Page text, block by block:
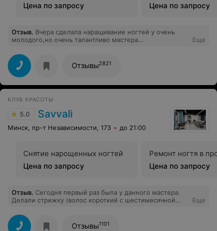
Цена по запросу Цена по запросу
Отзыв. Вчера сделала наращивание ногтей у очень
молодого,но очень талантливо мастера
Еще
Отзывы2821
КЛУБ КРАСОТЫ
5.0 Savvali
Минск, пр-т Независимости, 173 до 21:00
Снятие нарощенных ногтей
Цена по запросу
Ремонт ногтя в
Цена по запросу
Отзыв. Сегодня первый раз была у данного мастера.
Делали стрижку (волос короткий с шестимесячной
Спасибо!Рекомендую
Еще
Отзывы1101